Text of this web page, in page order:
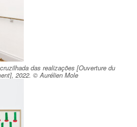
das realizações [Ouverture du
2022. © Aurélien Mole